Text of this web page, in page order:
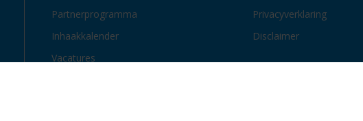
Partnerprogramma
Inhaakkalender
Vacatures
Privacyverklaring
Disclaimer